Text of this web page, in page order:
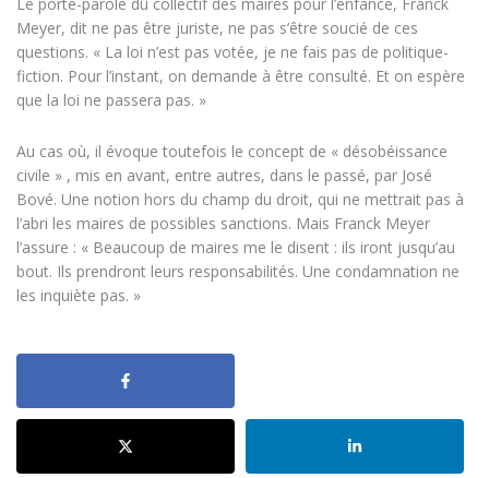
Meyer, dit ne pas être juriste, ne pas s’être soucié de ces
questions. « La loi n’est pas votée, je ne fais pas de politique-
fiction. Pour l’instant, on demande à être consulté. Et on espère
que la loi ne passera pas. »
Au cas où, il évoque toutefois le concept de « désobéissance
civile » , mis en avant, entre autres, dans le passé, par José
Bové. Une notion hors du champ du droit, qui ne mettrait pas à
l’abri les maires de possibles sanctions. Mais Franck Meyer
l’assure : « Beaucoup de maires me le disent : ils iront jusqu’au
bout. Ils prendront leurs responsabilités. Une condamnation ne
les inquiète pas. »